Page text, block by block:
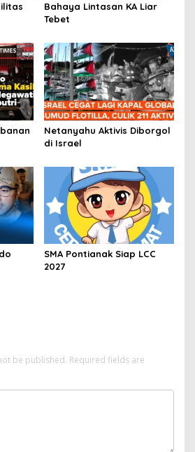
Bahaya Lintasan KA Liar
Tebet
Netanyahu Aktivis Diborgol
di Israel
SMA Pontianak Siap LCC
2027
be published. Required fields are